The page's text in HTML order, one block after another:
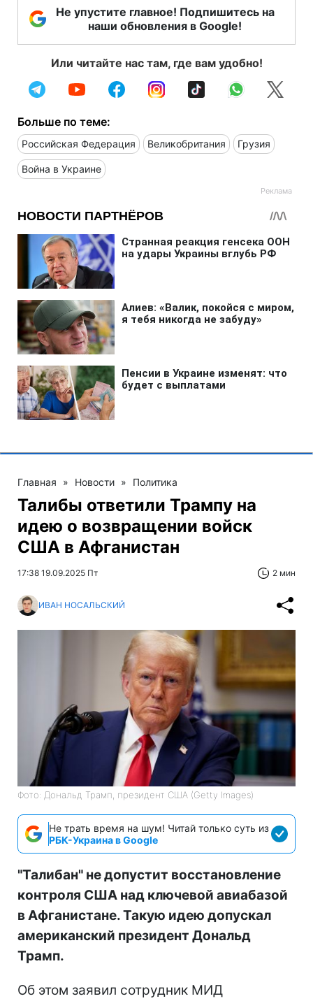
Не упустите главное! Подпишитесь на
наши обновления в Google!
Или читайте нас там, где вам удобно!
Больше по теме:
Российская Федерация Великобритания Грузия
Война в Украине
Главная » Новости » Политика
Талибы ответили Трампу на
идею о возвращении войск
США в Афганистан
17:38 19.09.2025 Пт 2 мин
ИВАН НОСАЛЬСКИЙ
Фото: Дональд Трамп, президент США (Getty Images)
Не трать время на шум! Читай только суть из
РБК-Украина в Google
"Талибан" не допустит восстановление
контроля США над ключевой авиабазой
в Афганистане. Такую идею допускал
американский президент Дональд
Трамп.
Об этом заявил сотрудник МИД